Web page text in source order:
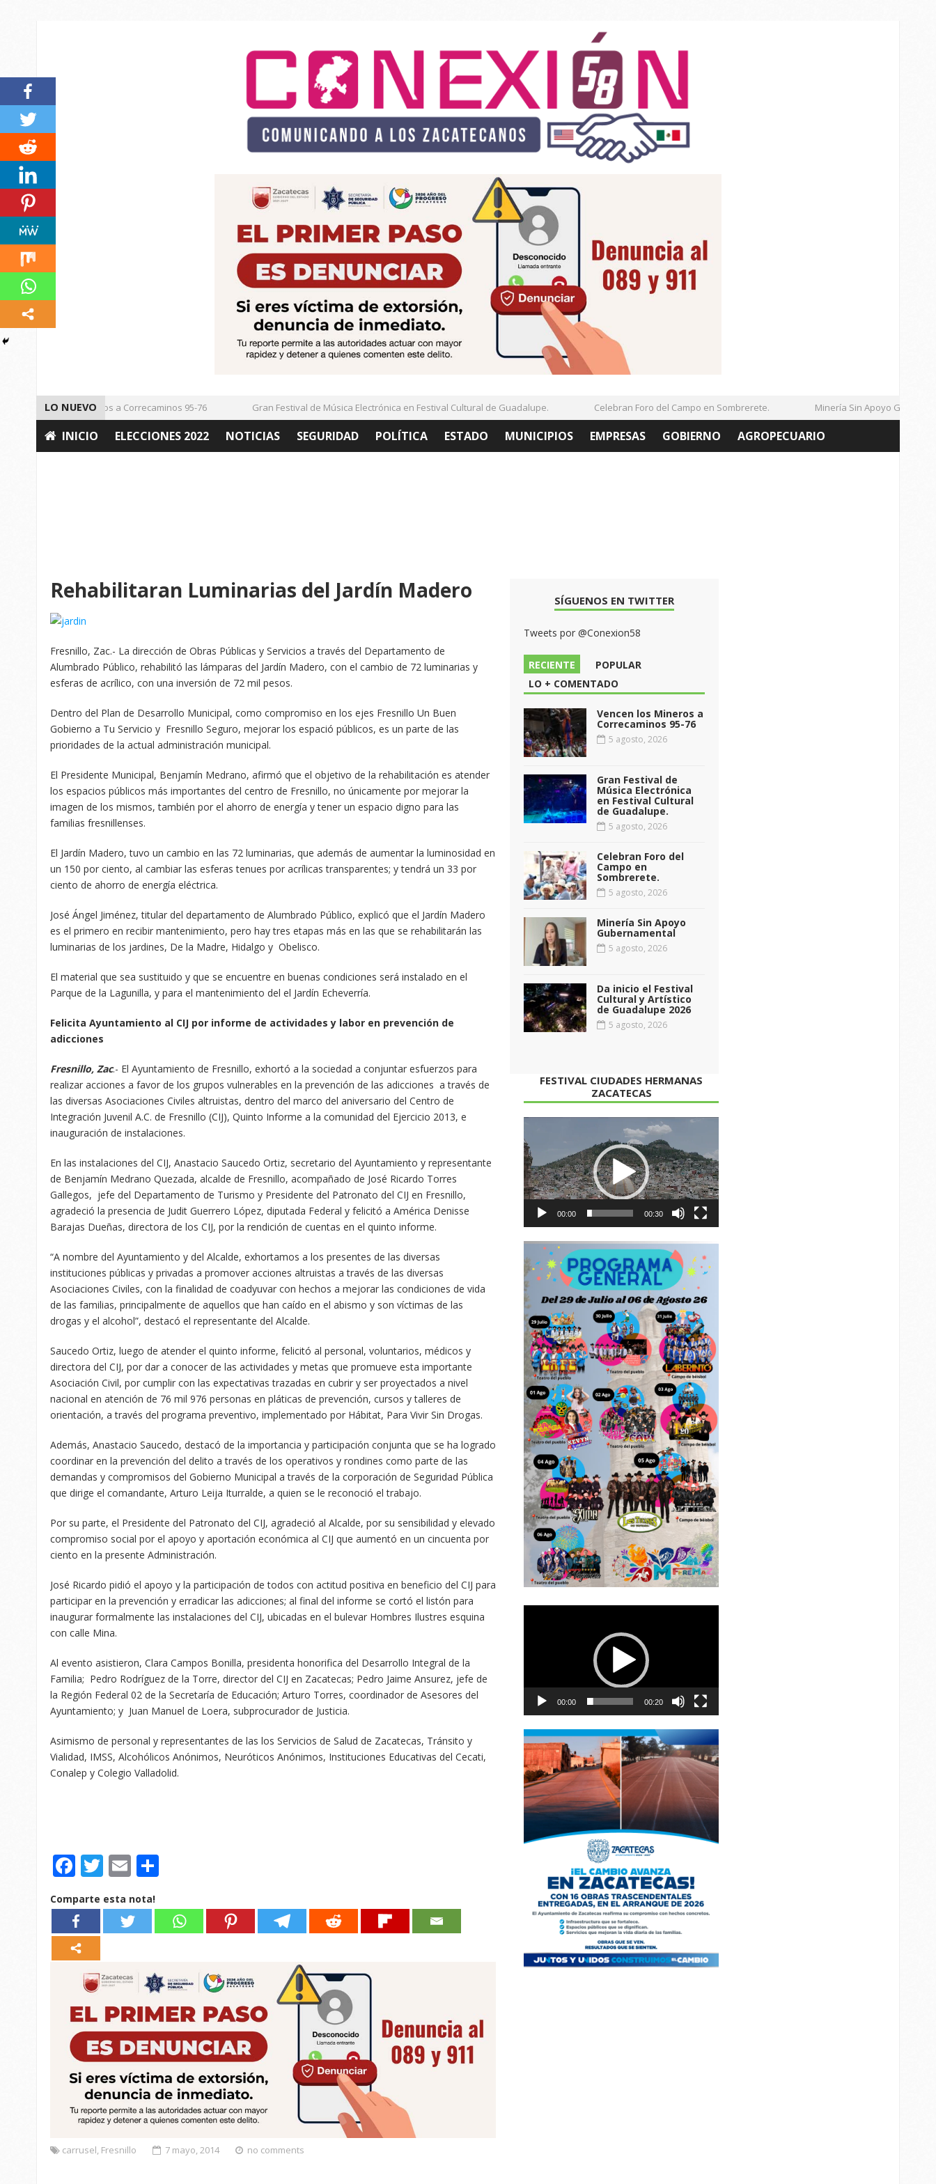
LO NUEVO
Vencen los Mineros a Correcaminos 95-76 Gran Festival de Música Electrónica en Festival Cultural de Guadalupe. Celebran Foro del Campo en Sombrerete. Minería Sin Apoyo
INICIO ELECCIONES 2022 NOTICIAS SEGURIDAD POLÍTICA ESTADO MUNICIPIOS EMPRESAS GOBIERNO AGROPECUARIO
Rehabilitaran Luminarias del Jardín Madero
Fresnillo, Zac.- La dirección de Obras Públicas y Servicios a través del Departamento de
Alumbrado Público, rehabilitó las lámparas del Jardín Madero, con el cambio de 72 luminarias y
esferas de acrílico, con una inversión de 72 mil pesos.
Dentro del Plan de Desarrollo Municipal, como compromiso en los ejes Fresnillo Un Buen
Gobierno a Tu Servicio y Fresnillo Seguro, mejorar los espació públicos, es un parte de las
prioridades de la actual administración municipal.
El Presidente Municipal, Benjamín Medrano, afirmó que el objetivo de la rehabilitación es atender
los espacios públicos más importantes del centro de Fresnillo, no únicamente por mejorar la
imagen de los mismos, también por el ahorro de energía y tener un espacio digno para las
familias fresnillenses.
El Jardín Madero, tuvo un cambio en las 72 luminarias, que además de aumentar la luminosidad en
un 150 por ciento, al cambiar las esferas tenues por acrílicas transparentes; y tendrá un 33 por
ciento de ahorro de energía eléctrica.
José Ángel Jiménez, titular del departamento de Alumbrado Público, explicó que el Jardín Madero
es el primero en recibir mantenimiento, pero hay tres etapas más en las que se rehabilitarán las
luminarias de los jardines, De la Madre, Hidalgo y Obelisco.
El material que sea sustituido y que se encuentre en buenas condiciones será instalado en el
Parque de la Lagunilla, y para el mantenimiento del el Jardín Echeverría.
Felicita Ayuntamiento al CIJ por informe de actividades y labor en prevención de
adicciones
Fresnillo, Zac.- El Ayuntamiento de Fresnillo, exhortó a la sociedad a conjuntar esfuerzos para
realizar acciones a favor de los grupos vulnerables en la prevención de las adicciones a través de
las diversas Asociaciones Civiles altruistas, dentro del marco del aniversario del Centro de
Integración Juvenil A.C. de Fresnillo (CIJ), Quinto Informe a la comunidad del Ejercicio 2013, e
inauguración de instalaciones.
En las instalaciones del CIJ, Anastacio Saucedo Ortiz, secretario del Ayuntamiento y representante
de Benjamín Medrano Quezada, alcalde de Fresnillo, acompañado de José Ricardo Torres
Gallegos, jefe del Departamento de Turismo y Presidente del Patronato del CIJ en Fresnillo,
agradeció la presencia de Judit Guerrero López, diputada Federal y felicitó a América Denisse
Barajas Dueñas, directora de los CIJ, por la rendición de cuentas en el quinto informe.
“A nombre del Ayuntamiento y del Alcalde, exhortamos a los presentes de las diversas
instituciones públicas y privadas a promover acciones altruistas a través de las diversas
Asociaciones Civiles, con la finalidad de coadyuvar con hechos a mejorar las condiciones de vida
de las familias, principalmente de aquellos que han caído en el abismo y son víctimas de las
drogas y el alcohol”, destacó el representante del Alcalde.
Saucedo Ortiz, luego de atender el quinto informe, felicitó al personal, voluntarios, médicos y
directora del CIJ, por dar a conocer de las actividades y metas que promueve esta importante
Asociación Civil, por cumplir con las expectativas trazadas en cubrir y ser proyectados a nivel
nacional en atención de 76 mil 976 personas en pláticas de prevención, cursos y talleres de
orientación, a través del programa preventivo, implementado por Hábitat, Para Vivir Sin Drogas.
Además, Anastacio Saucedo, destacó de la importancia y participación conjunta que se ha logrado
coordinar en la prevención del delito a través de los operativos y rondines como parte de las
demandas y compromisos del Gobierno Municipal a través de la corporación de Seguridad Pública
que dirige el comandante, Arturo Leija Iturralde, a quien se le reconoció el trabajo.
Por su parte, el Presidente del Patronato del CIJ, agradeció al Alcalde, por su sensibilidad y elevado
compromiso social por el apoyo y aportación económica al CIJ que aumentó en un cincuenta por
ciento en la presente Administración.
José Ricardo pidió el apoyo y la participación de todos con actitud positiva en beneficio del CIJ para
participar en la prevención y erradicar las adicciones; al final del informe se cortó el listón para
inaugurar formalmente las instalaciones del CIJ, ubicadas en el bulevar Hombres Ilustres esquina
con calle Mina.
Al evento asistieron, Clara Campos Bonilla, presidenta honorifica del Desarrollo Integral de la
Familia; Pedro Rodríguez de la Torre, director del CIJ en Zacatecas; Pedro Jaime Ansurez, jefe de
la Región Federal 02 de la Secretaría de Educación; Arturo Torres, coordinador de Asesores del
Ayuntamiento; y Juan Manuel de Loera, subprocurador de Justicia.
Asimismo de personal y representantes de las los Servicios de Salud de Zacatecas, Tránsito y
Vialidad, IMSS, Alcohólicos Anónimos, Neuróticos Anónimos, Instituciones Educativas del Cecati,
Conalep y Colegio Valladolid.
Facebook
Twitter
Email
Comparte esta nota!
carrusel, Fresnillo 7 mayo, 2014 no comments
SÍGUENOS EN TWITTER
Tweets por @Conexion58
RECIENTE
POPULAR
LO + COMENTADO
Vencen los Mineros a
Correcaminos 95-76
5 agosto, 2026
Gran Festival de
Música Electrónica
en Festival Cultural
de Guadalupe.
5 agosto, 2026
Celebran Foro del
Campo en
Sombrerete.
5 agosto, 2026
Minería Sin Apoyo
Gubernamental
5 agosto, 2026
Da inicio el Festival
Cultural y Artístico
de Guadalupe 2026
5 agosto, 2026
FESTIVAL CIUDADES HERMANAS
ZACATECAS
de
vídeo
00:00 00:30
00:00 00:20